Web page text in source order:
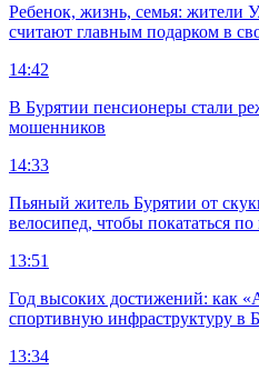
Ребенок, жизнь, семья: жители
считают главным подарком в
14:42
В Бурятии пенсионеры стали
мошенников
14:33
Пьяный житель Бурятии от
велосипед, чтобы покататься по
13:51
Год высоких достижений: как
спортивную инфраструктуру в
13:34